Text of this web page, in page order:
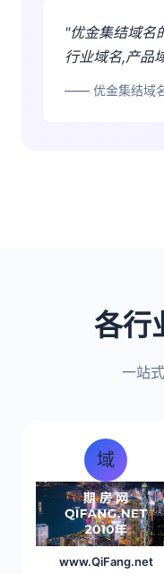
"优金集结域名
行业域名,产品
—— 优金集结域
各行
一站
域
www.QiFang.net